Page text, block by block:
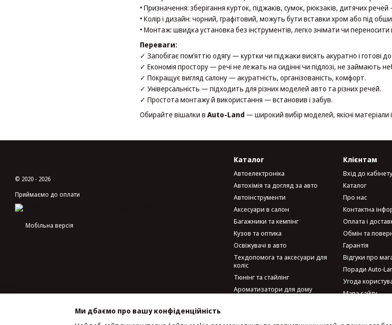
• Призначення: зберігання курток, піджаків, сумок, рюкзаків, дитячих речей
• Колір і дизайн: чорний, графітовий, можуть бути вставки хром або під
• Монтаж: швидка установка без інструментів, легко знімати чи переносити
Переваги:
✓ Запобігає пом’яттю одягу — куртки чи піджаки висять акуратно і готові
✓ Економія простору — речі не лежать на сидінні чи підлозі, не займають
✓ Покращує вигляд салону — акуратність, організованість, комфорт.
✓ Універсальність — підходить для різних моделей авто та різних речей.
✓ Простота монтажу й використання — встановив і забув.
Обирайте вішалки в Auto-Land — широкий вибір моделей, якісні матеріали
© 2020 - 2026
Приймаємо до оплати
Мобільна версія
Каталог
Автоелектроніка
Автохімія та догляд за авто
Автоінструменти
Аксесуари в салон
Багажники та кемпінг
Кузов та оптика
Освіжувачі в авто
Техдопомога та аксесуари для
коліс
Тюнінг та стайлінг
Ароматизатори для дому
Клієнтам
Вхід до кабінету
Каталог
Про нас
Контактна
Оплата і
Обмін та
Гарантія
Відгуки про
Поради Auto-
Угода
Мапа сайту
Ми дбаємо про вашу конфіденційність